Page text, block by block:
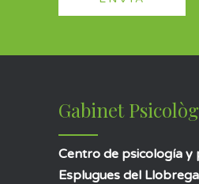
Gabinet
Centro de psicología y
Esplugues del